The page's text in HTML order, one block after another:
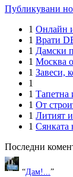
Публикувани
1 Онлайн
1 Врати
1 Дамски
1 Москва
1 Завеси,
1
1 Тапетна
1 От
1 Литият
1 Сянката
Последни
“Дам!... ”